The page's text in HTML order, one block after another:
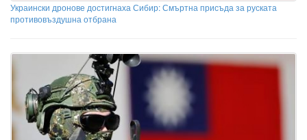
Украински дронове достигнаха Сибир: Смъртна присъда за руската
противовъздушна отбрана